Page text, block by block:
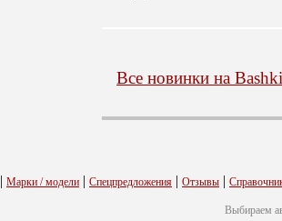
Все новинки на
| Марки / модели | Спецпредложения | Отзывы |
Выбираем